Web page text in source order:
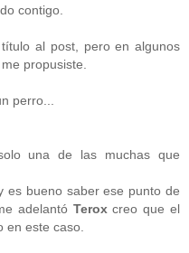
contigo.
al post, pero en algunos
propusiste.
perro...
una de las muchas que
es bueno saber ese punto de
adelantó Teroxcreo que el
en este caso.